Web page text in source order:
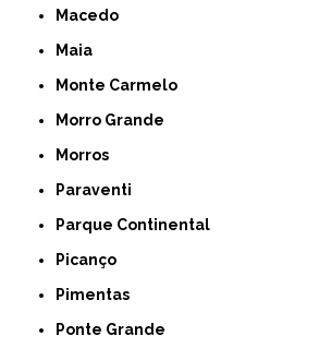
Macedo
Maia
Monte Carmelo
Morro Grande
Morros
Paraventi
Parque Continental
Picanço
Pimentas
Ponte Grande